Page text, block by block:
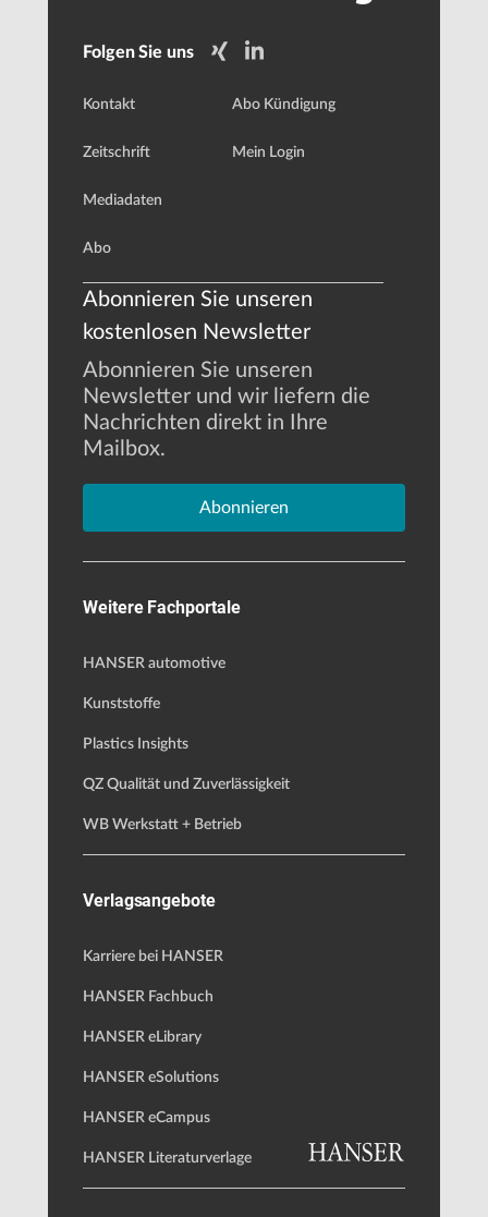
Folgen Sie uns
Kontakt
Zeitschrift
Mediadaten
Abo
Abo Kündigung
Mein Login
Abonnieren Sie unseren
kostenlosen Newsletter
Abonnieren Sie unseren
Newsletter und wir liefern die
Nachrichten direkt in Ihre
Mailbox.
Abonnieren
Weitere Fachportale
HANSER automotive
Kunststoffe
Plastics Insights
QZ Qualität und Zuverlässigkeit
WB Werkstatt + Betrieb
Verlagsangebote
Karriere bei HANSER
HANSER Fachbuch
HANSER eLibrary
HANSER eSolutions
HANSER eCampus
HANSER Literaturverlage